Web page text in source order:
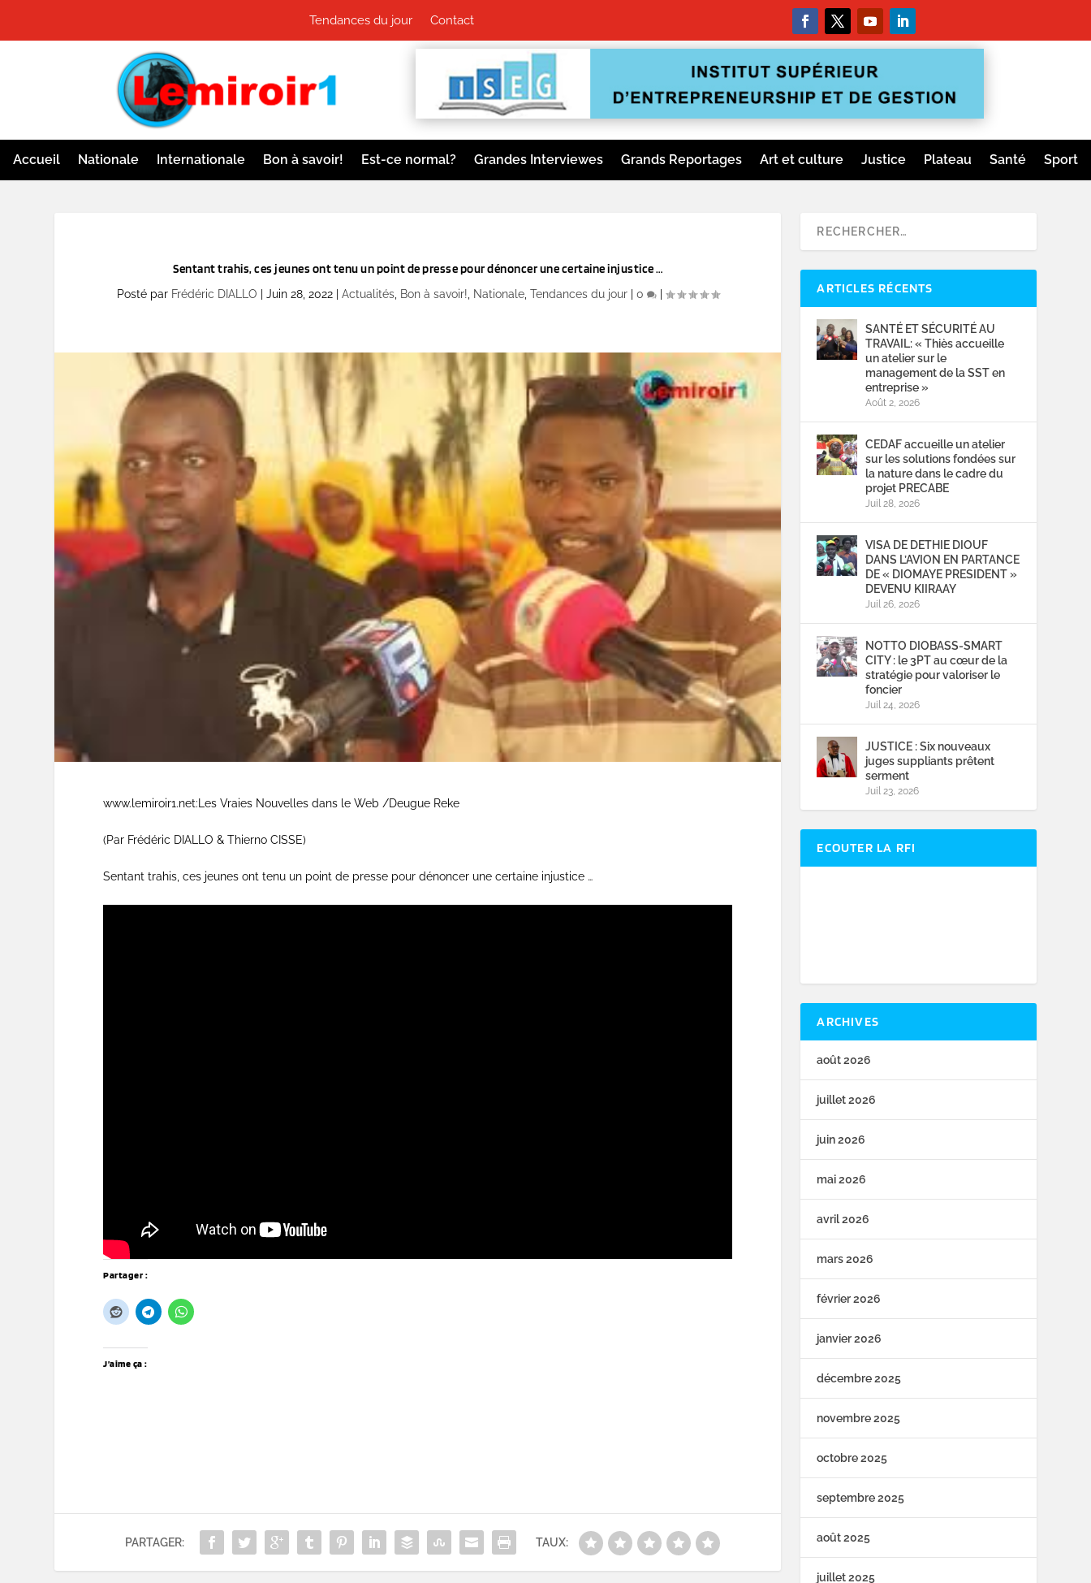
Tendances du jour Contact
Accueil Nationale Internationale Bon à savoir! Est-ce normal? Grandes Interviewes Grands Reportages Art et culture Justice Plateau Santé Sport
Sentant trahis, ces jeunes ont tenu un point de presse pour dénoncer une certaine injustice …
Posté par Frédéric DIALLO Juin 28, 2022| Actualités, Bon à savoir! Nationale, Tendances du jour| 0 |
www.lemiroir1.net:Les Vraies Nouvelles dans le Web /Deugue Reke
(Par Frédéric DIALLO & Thierno CISSE)
Sentant trahis, ces jeunes ont tenu un point de presse pour dénoncer une certaine injustice …
Partager :
J’aime ça :
PARTAGER: TAUX:
ARTICLES RÉCENTS
SANTÉ ET SÉCURITÉ AU
TRAVAIL: « Thiès accueille
un atelier sur le
management de la SST en
entreprise »
Août 2, 2026
CEDAF accueille un atelier
sur les solutions fondées sur
la nature dans le cadre du
projet PRECABE
Juil 28, 2026
VISA DE DETHIE DIOUF
DANS L’AVION EN PARTANCE
DE « DIOMAYE PRESIDENT »
DEVENU KIIRAAY
Juil 26, 2026
NOTTO DIOBASS-SMART
CITY : le 3PT au cœur de la
stratégie pour valoriser le
foncier
Juil 24, 2026
JUSTICE : Six nouveaux
juges suppliants prêtent
serment
Juil 23, 2026
ECOUTER LA RFI
ARCHIVES
août 2026
juillet 2026
juin 2026
mai 2026
avril 2026
mars 2026
février 2026
janvier 2026
décembre 2025
novembre 2025
octobre 2025
septembre 2025
août 2025
juillet 2025